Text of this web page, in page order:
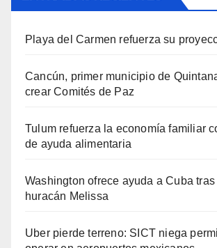
Playa del Carmen refuerza su
Cancún, primer municipio de
crear Comités de Paz
Tulum refuerza la economía familiar
de ayuda alimentaria
Washington ofrece ayuda a Cuba tras
huracán Melissa
Uber pierde terreno: SICT niega